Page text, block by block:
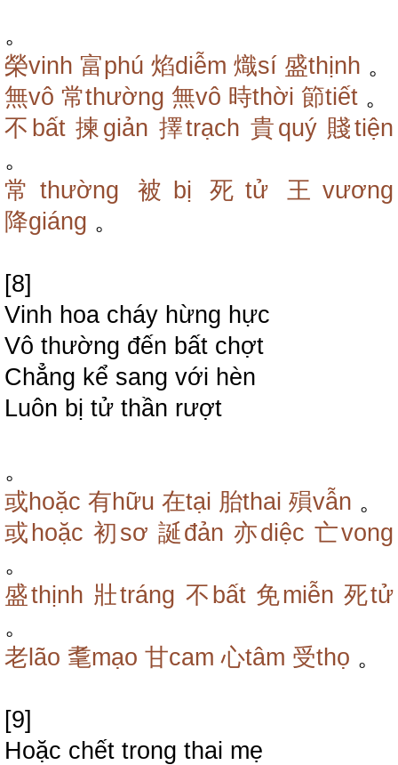
。
榮vinh 富phú 焰diễm 熾sí 盛thịnh 。
無vô 常thường 無vô 時thời 節tiết 。
不bất 揀giản 擇trạch 貴quý 賤tiện
。
常thường
被bị 死tử
王vương
降giáng 。
[8]
Vinh hoa cháy hừng hực
Vô thường đến bất chợt
Chẳng kể sang với hèn
Luôn bị tử thần rượt
。
或hoặc 有hữu 在tại 胎thai 殞vẫn 。
或hoặc 初sơ 誕đản 亦diệc 亡vong
。
盛thịnh 壯tráng 不bất 免miễn 死tử
。
老lão 耄mạo 甘cam 心tâm 受thọ 。
[9]
Hoặc chết trong thai mẹ